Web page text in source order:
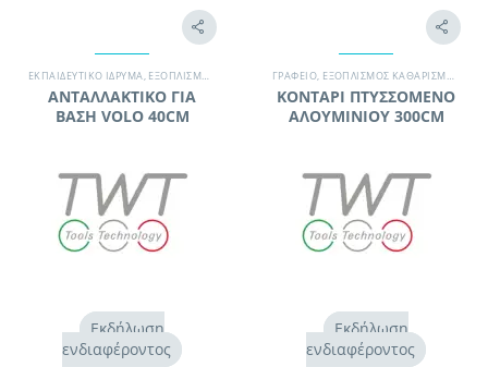
ΕΚΠΑΙΔΕΥΤΙΚΌ ΊΔΡΥΜΑ, ΕΞΟΠΛΙΣΜΌΣ ΚΑΘΑΡΙΣΜΟΎ ,ΕΡΓΑΛΕΊΑ ΚΑΘΑΡΙΣΜΟΎ,ΠΑΝΈΤΕΣ
ΑΝΤΑΛΛΑΚΤΙΚΟ ΓΙΑ
ΒΑΣΗ VOLO 40CM
Εκδήλωση
ενδιαφέροντος
ΓΡΑΦΕΊΟ, ΕΞΟΠΛΙΣΜΌΣ ΚΑΘΑΡΙΣΜΟΎ
ΚΟΝΤΑΡΙ ΠΤΥΣΣΟΜΕΝΟ
ΑΛΟΥΜΙΝΙΟΥ 300CM
Εκδήλωση
ενδιαφέροντος